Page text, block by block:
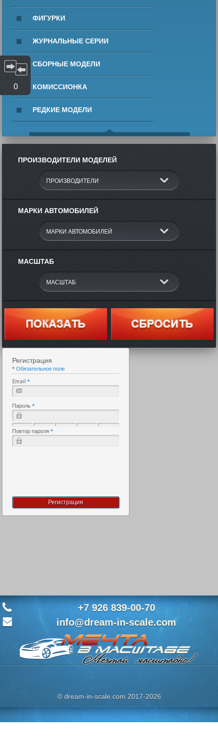
ФИГУРКИ
ЖУРНАЛЬНЫЕ СЕРИИ
СБОРНЫЕ МОДЕЛИ
КОМИССИОНКА
РЕДКИЕ МОДЕЛИ
ПРОИЗВОДИТЕЛИ МОДЕЛЕЙ
МАРКИ АВТОМОБИЛЕЙ
МАСШТАБ
Регистрация
* Обязательное поле
Email
Пароль
Повтор пароля
Регистрация
+7 926 839-00-70
info@dream-in-scale.com
© dream-in-scale.com 2017-2026
0